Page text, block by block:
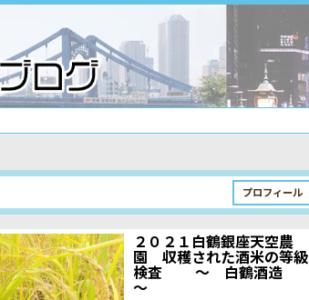
プロフィール
２０２１白鶴銀座天空農
園 収穫された酒米の等級
検査 ～ 白鶴酒造
～